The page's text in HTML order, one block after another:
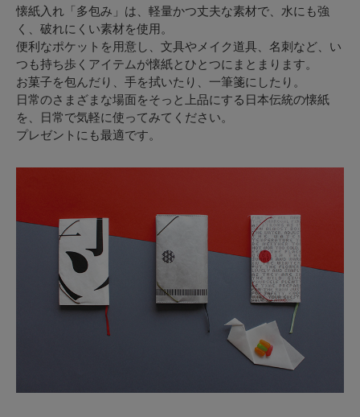
懐紙入れ「多包み」は、軽量かつ丈夫な素材で、水にも強
く、破れにくい素材を使用。
便利なポケットを用意し、文具やメイク道具、名刺など、い
つも持ち歩くアイテムが懐紙とひとつにまとまります。
お菓子を包んだり、手を拭いたり、一筆箋にしたり。
日常のさまざまな場面をそっと上品にする日本伝統の懐紙
を、日常で気軽に使ってみてください。
プレゼントにも最適です。